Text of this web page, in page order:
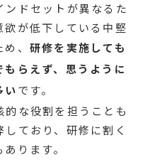
ドセットが異なるた
が低下している中堅
、 研修を実施しても
らえず、思うように
いです。
な役割を担うことも
ており、研修に割く
ります。